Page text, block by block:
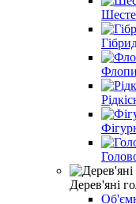
Дерев'яні